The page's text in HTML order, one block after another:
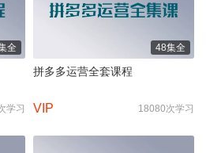
全
学习
48集全
拼多多运营全套课程
VIP 18080次学习